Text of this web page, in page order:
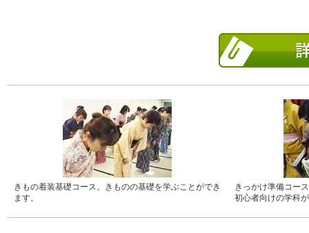
きもの着装基礎コース。きものの基礎を学ぶことができ
ます。
きっかけ準備コー
初心者向けの学科